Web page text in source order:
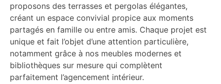
proposons des terrasses et pergolas élégantes,
créant un espace convivial propice aux moments
partagés en famille ou entre amis. Chaque projet est
unique et fait l’objet d’une attention particulière,
notamment grâce à nos meubles modernes et
bibliothèques sur mesure qui complètent
parfaitement l’agencement intérieur.